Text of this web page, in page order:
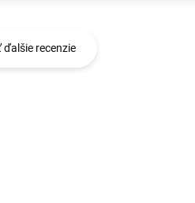
ďalšie recenzie